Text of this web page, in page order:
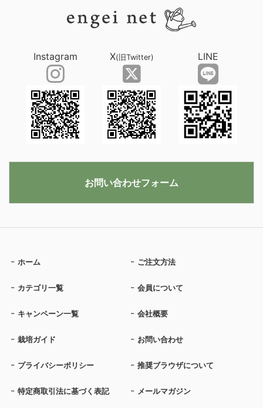
ホーム ご注文方法
カテゴリ一覧 会員について
キャンペーン一覧 会社概要
栽培ガイド お問い合わせ
プライバシーポリシー 推奨ブラウザについて
特定商取引法に基づく表記 メールマガジン
Instagram X(旧Twitter) LINE
お問い合わせフォーム